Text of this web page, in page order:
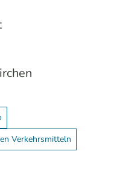
Verkehrsmitteln